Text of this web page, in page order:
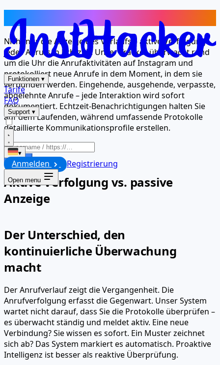
Funktionen ▾
Tarife
FAQ
Support ▾
▾
Anmelden Registrierung
Open menu
24/7-Überwachung jedes Anrufs
Nicht nur die Anzeige des Verlaufs – aktive Verfolgung
jedes Anrufs in Echtzeit. Unser Tracker überwacht rund
um die Uhr die Anrufaktivitäten auf Instagram und
protokolliert neue Anrufe in dem Moment, in dem sie
verbunden werden. Eingehende, ausgehende, verpasste,
abgelehnte Anrufe – jede Interaktion wird sofort
dokumentiert. Echtzeit-Benachrichtigungen halten Sie
auf dem Laufenden, während umfassende Protokolle
detaillierte Kommunikationsprofile erstellen.
Starten
Aktive Verfolgung vs. passive
Anzeige
Der Unterschied, den
kontinuierliche Überwachung
macht
Der Anrufverlauf zeigt die Vergangenheit. Die
Anrufverfolgung erfasst die Gegenwart. Unser System
wartet nicht darauf, dass Sie die Protokolle überprüfen –
es überwacht ständig und meldet aktiv. Eine neue
Verbindung? Sie wissen es sofort. Ein Muster zeichnet
sich ab? Das System markiert es automatisch. Proaktive
Intelligenz ist besser als reaktive Überprüfung.